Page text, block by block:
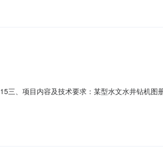
三、项目内容及技术要求：某型水文水井钻机图
资格条件（一）具有企（事）业法人资格（有行